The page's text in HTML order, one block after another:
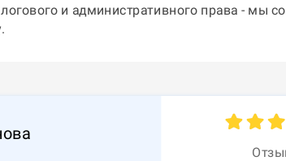
и административного права - мы